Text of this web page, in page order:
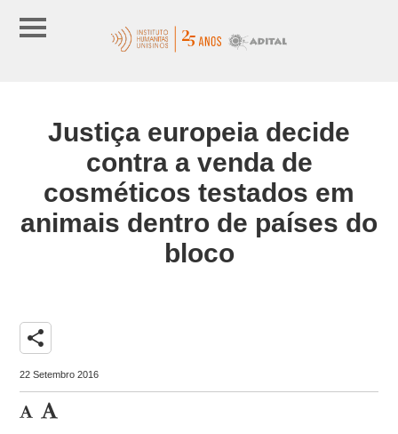
Justiça europeia decide
contra a venda de
cosméticos testados em
animais dentro de países do
bloco
share
22 Setembro 2016